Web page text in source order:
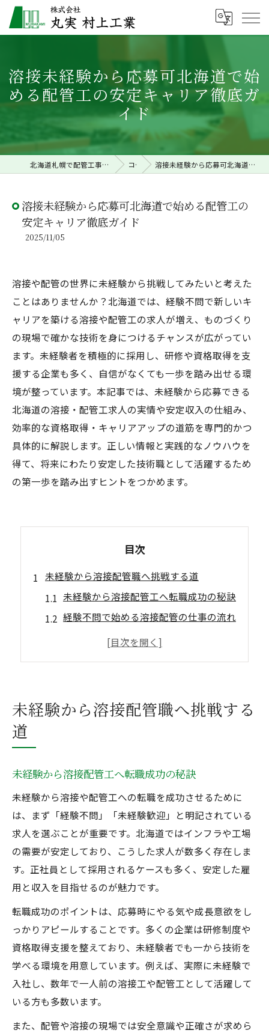
溶接未経験から応募可北海道で始
める配管工の安定キャリア徹底ガ
イド
北海道札幌で配管工事の求人なら株式会社丸実村上工業 コラム 溶接未経験から応募可北海道で始める配管工の安定キャリア徹底ガイド
溶接未経験から応募可北海道で始める配管工の
安定キャリア徹底ガイド
2025/11/05
溶接や配管の世界に未経験から挑戦してみたいと考えた
ことはありませんか？北海道では、経験不問で新しいキ
ャリアを築ける溶接や配管工の求人が増え、ものづくり
の現場で確かな技術を身につけるチャンスが広がってい
ます。未経験者を積極的に採用し、研修や資格取得を支
援する企業も多く、自信がなくても一歩を踏み出せる環
境が整っています。本記事では、未経験から応募できる
北海道の溶接・配管工求人の実情や安定収入の仕組み、
効率的な資格取得・キャリアアップの道筋を専門的かつ
具体的に解説します。正しい情報と実践的なノウハウを
得て、将来にわたり安定した技術職として活躍するため
の第一歩を踏み出すヒントをつかめます。
目次
未経験から溶接配管職へ挑戦する道
未経験から溶接配管工へ転職成功の秘訣
経験不問で始める溶接配管の仕事の流れ
未経験歓迎の溶接配管求人が増える理由
配管工志望者向け未経験応募のポイント
配管工の将来性と溶接技術の必要性解説
経験不問で配管工に転職した体験談紹介
北海道で経験不問の溶接求人が増加中
北海道の溶接求人は未経験歓迎が主流
経験不問で応募できる求人探しのコツ
溶接配管工求人が増加する背景を分析
北海道で安定収入が得られる溶接業界
ゼロから始める溶接工の安定キャリア
未経験から溶接配管工で安定収入を得る
経験不問で目指す溶接工の成長ステップ
溶接未経験者が描くキャリアパス事例
配管分野で活躍する未経験者の実例紹介
未経験から溶接配管職へ挑戦する
道
未経験から溶接配管工へ転職成功の秘訣
未経験から溶接や配管工への転職を成功させるために
は、まず「経験不問」「未経験歓迎」と明記されている
求人を選ぶことが重要です。北海道ではインフラや工場
の需要が安定しており、こうした求人が数多く存在しま
す。正社員として採用されるケースも多く、安定した雇
用と収入を目指せるのが魅力です。
転職成功のポイントは、応募時にやる気や成長意欲をし
っかりアピールすることです。多くの企業は研修制度や
資格取得支援を整えており、未経験者でも一から技術を
学べる環境を用意しています。例えば、実際に未経験で
入社し、数年で一人前の溶接工や配管工として活躍して
いる方も多数います。
また、配管や溶接の現場では安全意識や正確さが求めら